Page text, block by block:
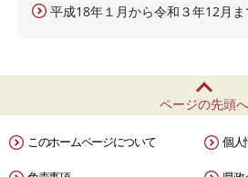
平成18年１月から令和３年12月
ページの先頭へ
このホームページについて 個人